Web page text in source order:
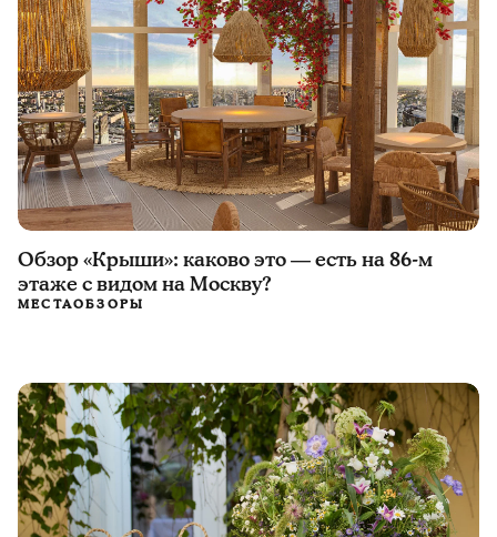
Обзор «Крыши»: каково это — есть на 86-м
этаже с видом на Москву?
МЕСТАОБЗОРЫ